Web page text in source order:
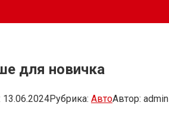
для новичка
13.06.2024Рубрика: АвтоАвтор: admin